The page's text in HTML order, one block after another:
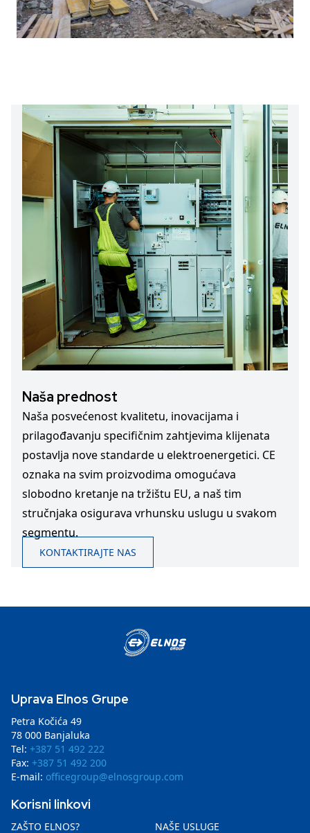
Naša prednost
Naša posvećenost kvalitetu, inovacijama i
prilagođavanju specifičnim zahtjevima klijenata
postavlja nove standarde u elektroenergetici. CE
oznaka na svim proizvodima omogućava
slobodno kretanje na tržištu EU, a naš tim
stručnjaka osigurava vrhunsku uslugu u svakom
segmentu.
KONTAKTIRAJTE NAS
Uprava Elnos Grupe
Petra Kočića 49
78 000 Banjaluka
Tel: +387 51 492 222
Fax: +387 51 492 200
E-mail: officegroup@elnosgroup.com
Korisni linkovi
ZAŠTO ELNOS? NAŠE USLUGE